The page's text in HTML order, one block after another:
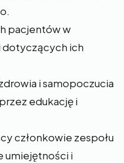
pacjentów w
ich
i samopoczucia
edukację i
członkowie zespołu
umiejętności i